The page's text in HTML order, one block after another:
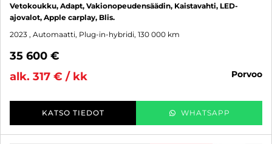
Vetokoukku, Adapt, Vakionopeudensäädin, Kaistavahti, LED-
ajovalot, Apple carplay, Blis.
2023 , Automaatti, Plug-in-hybridi, 130 000 km
35 600 €
alk. 317 € / kk
porvoo
KATSO TIEDOT WHATSAPP